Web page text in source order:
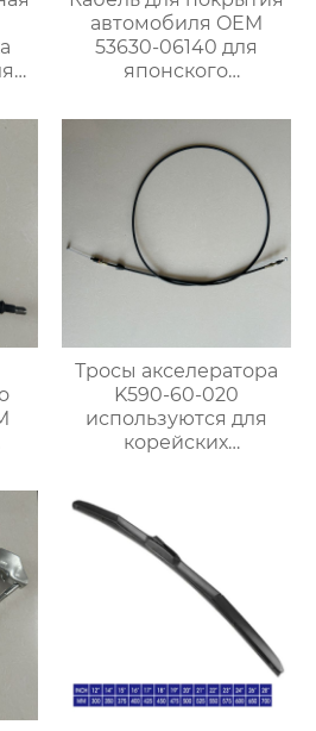
автомобиля OEM
53630-06140 для
японского
Тросы акселератора
K590-60-020
используются для
корейских